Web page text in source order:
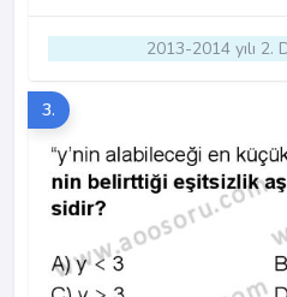
2013-2014 yılı 2.
3.